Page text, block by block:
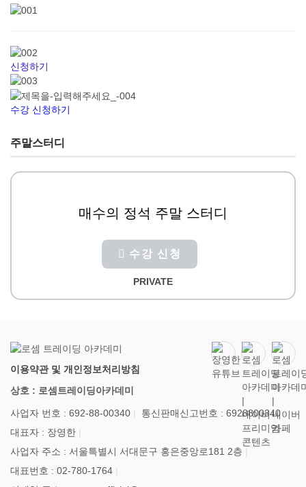
신청하기
수강 신청하기
주말스터디
매수의 정석 주말 스터디
수강 신청
PRIVATE
이용약관 및 개인정보처리방침
상호 : 로셈트레이딩아카데미
사업자 번호 : 692-88-00340
통신판매신고번호 : 6928800340
대표자 : 장영한
사업자 주소 : 서울특별시 서대문구 홍은중앙로181 2층
대표번호 : 02-780-1764